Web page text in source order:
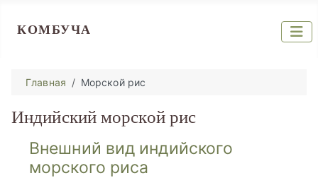
КОМБУЧА
Главная Морской рис
Индийский морской рис
Внешний вид индийского
морского риса